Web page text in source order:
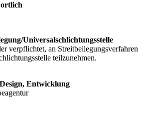
Universal­schlichtungs­stelle
verpflichtet, an Streitbeilegungsverfahren
teilzunehmen.
Entwicklung